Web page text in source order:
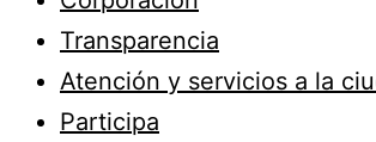
Transparencia
Atención y servicios a la
Participa